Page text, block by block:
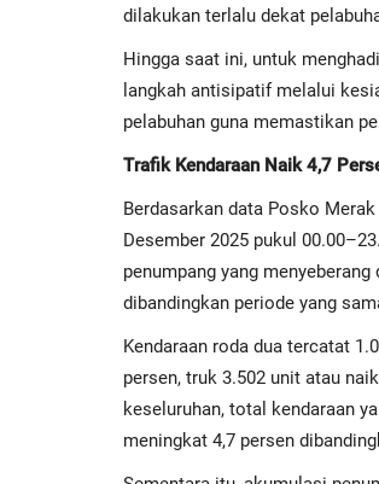
dilakukan terlalu dekat
Hingga saat ini, untuk
langkah antisipatif melalui
pelabuhan guna memastikan
Trafik Kendaraan Naik 4,7
Berdasarkan data Posko
Desember 2025 pukul
penumpang yang
dibandingkan periode yang
Kendaraan roda dua tercatat
persen, truk 3.502 unit atau
keseluruhan, total kendaraan
meningkat 4,7 persen